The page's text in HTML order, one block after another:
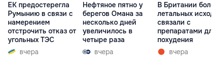
ЕК предостерегла
Румынию в связи с
намерением
отстрочить отказ от
угольных ТЭС
вчера
Нефтяное пятно у
берегов Омана за
несколько дней
увеличилось в
четыре раза
вчера
В Британии
летальных
связали с
препаратами для
похудения
вчера